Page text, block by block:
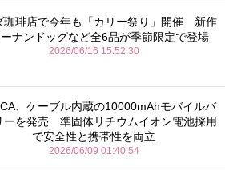
珈琲店で今年も「カリー祭り」開催 新作
ナンドッグなど全6品が季節限定で登場
2026/06/16 15:52:30
、ケーブル内蔵の10000mAhモバイルバ
ーを発売 準固体リチウムイオン電池採用
で安全性と携帯性を両立
2026/06/09 01:40:54